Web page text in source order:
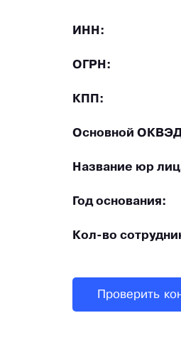
ИНН:
ОГРН:
КПП:
Основной
Название юр
Год основания:
Кол-во
Проверить